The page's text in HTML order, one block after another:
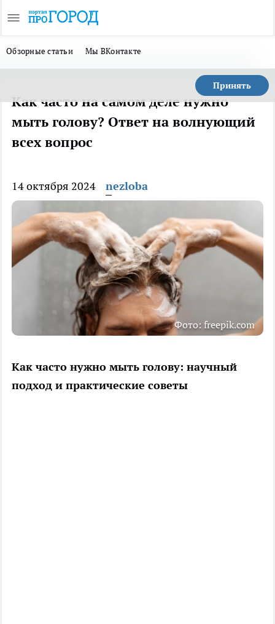
Обзорные статьи Мы ВКонтакте
Принять
Как часто на самом деле нужно
мыть голову? Ответ на волнующий
всех вопрос
14 октября 2024 nezloba
Фото: freepik.com
Как часто нужно мыть голову: научный
подход и практические советы